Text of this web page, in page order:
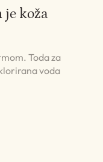
je koža
Toda za
voda